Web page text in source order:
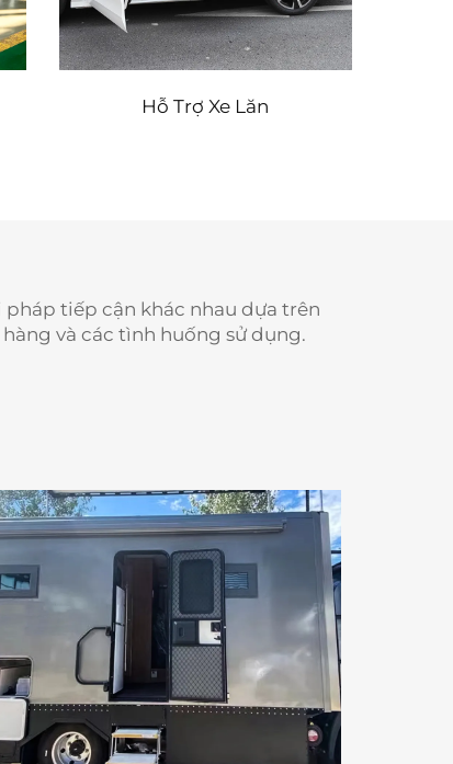
Hỗ Trợ Xe Lăn
tiếp cận khác nhau dựa trên
và các tình huống sử dụng.